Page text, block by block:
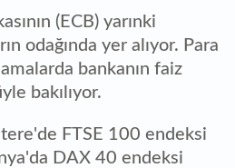
(ECB) yarınki
odağında yer alıyor. Para
bankanın faiz
bakılıyor.
FTSE 100 endeksi
DAX 40 endeksi